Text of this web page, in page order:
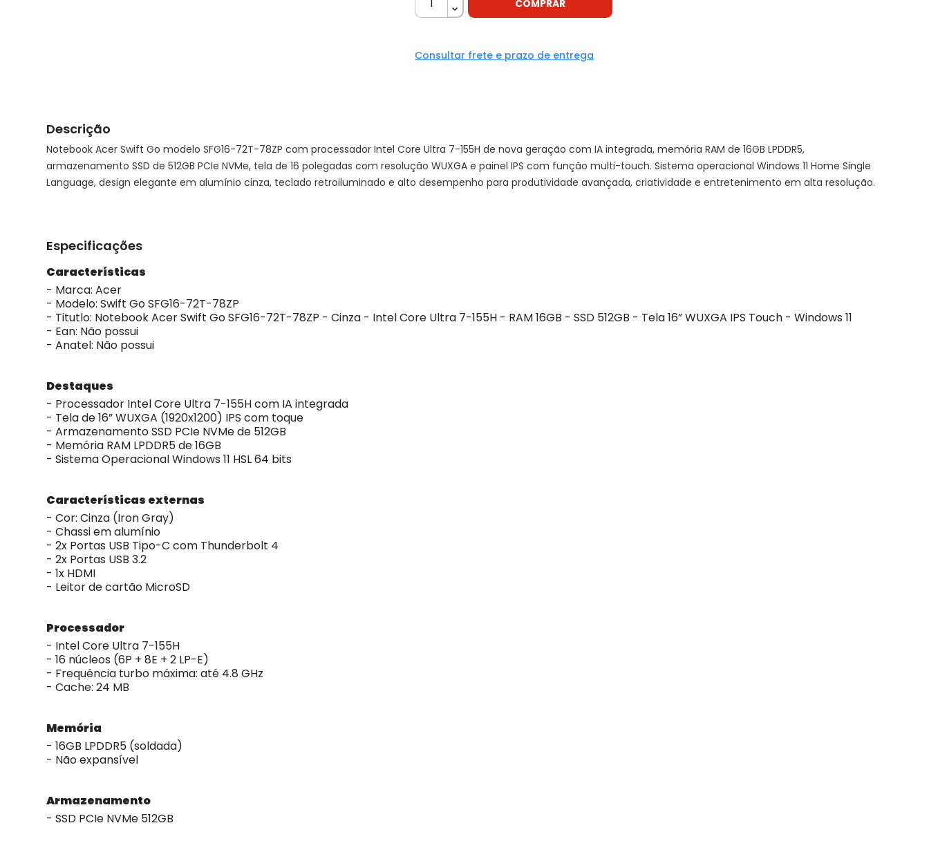
COMPRAR
Consultar frete e prazo de entrega
Descrição
Notebook Acer Swift Go modelo SFG16-72T-78ZP com processador Intel Core Ultra 7-155H de nova geração com IA integrada, memória RAM de 16GB LPDDR5,
armazenamento SSD de 512GB PCIe NVMe, tela de 16 polegadas com resolução WUXGA e painel IPS com função multi-touch. Sistema operacional Windows 11 Home Single
Language, design elegante em alumínio cinza, teclado retroiluminado e alto desempenho para produtividade avançada, criatividade e entretenimento em alta resolução.
Especificações
Características
- Marca: Acer
- Modelo: Swift Go SFG16-72T-78ZP
- Titutlo: Notebook Acer Swift Go SFG16-72T-78ZP - Cinza - Intel Core Ultra 7-155H - RAM 16GB - SSD 512GB - Tela 16” WUXGA IPS Touch - Windows 11
- Ean: Não possui
- Anatel: Não possui
Destaques
- Processador Intel Core Ultra 7-155H com IA integrada
- Tela de 16” WUXGA (1920x1200) IPS com toque
- Armazenamento SSD PCIe NVMe de 512GB
- Memória RAM LPDDR5 de 16GB
- Sistema Operacional Windows 11 HSL 64 bits
Características externas
- Cor: Cinza (Iron Gray)
- Chassi em alumínio
- 2x Portas USB Tipo-C com Thunderbolt 4
- 2x Portas USB 3.2
- 1x HDMI
- Leitor de cartão MicroSD
Processador
- Intel Core Ultra 7-155H
- 16 núcleos (6P + 8E + 2 LP-E)
- Frequência turbo máxima: até 4.8 GHz
- Cache: 24 MB
Memória
- 16GB LPDDR5 (soldada)
- Não expansível
Armazenamento
- SSD PCIe NVMe 512GB